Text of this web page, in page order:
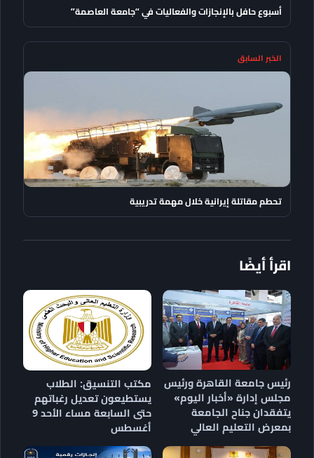
أسبوع حافل بالإنجازات والفعاليات في “جامعة العاصمة”
الخبر السابق
تحطم مقاتلة إيرانية خلال مهمة تدريبية
اقرأ أيضًا
رئيس جامعة القاهرة ورئيس
مجلس إدارة «أخبار اليوم»
يتفقدان جناح الجامعة
بمعرض التعليم العالي
مكتب التنسيق: الطلاب
يستطيعون تعديل رغباتهم
حتى السابعة مساء الأحد 9
أغسطس